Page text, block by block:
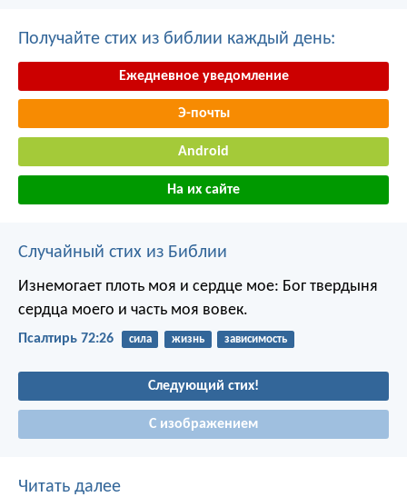
Получайте стих из библии каждый день:
Ежедневное уведомление
Э-почты
Android
На их сайте
Случайный стих из Библии
Изнемогает плоть моя и сердце мое: Бог твердыня
сердца моего и часть моя вовек.
Псалтирь 72:26 сила жизнь зависимость
Следующий стих!
С изображением
Читать далее